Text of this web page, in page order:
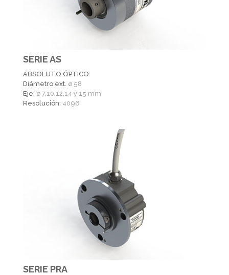
SERIE AS
ABSOLUTO ÓPTICO
Diámetro ext. ø 58
Eje: ø 7,10,12,14 y 15 mm
Resolución: 4096
SERIE PRA